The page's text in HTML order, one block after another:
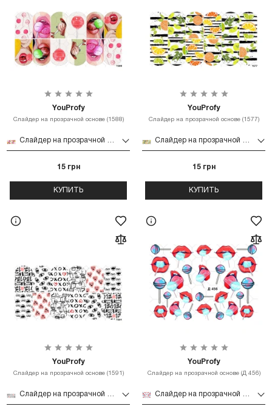
YouProfy
Слайдер на прозрачной основе (1588)
15 грн
КУПИТЬ
YouProfy
Слайдер на прозрачной основе (1577)
15 грн
КУПИТЬ
YouProfy
Слайдер на прозрачной основе (1591)
YouProfy
Слайдер на прозрачной основе (Д 456)